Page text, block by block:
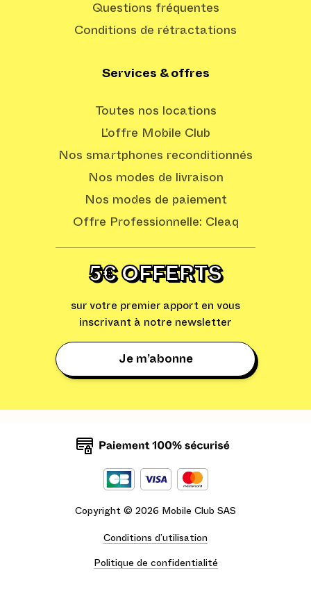
Questions fréquentes
Conditions de rétractations
Services & offres
Toutes nos locations
L’offre Mobile Club
Nos smartphones reconditionnés
Nos modes de livraison
Nos modes de paiement
Offre Professionnelle: Cleaq
5€ OFFERTS
sur votre premier apport en vous
inscrivant à notre newsletter
Je m’abonne
Copyright © 2026 Mobile Club SAS
Conditions d’utilisation
Politique de confidentialité